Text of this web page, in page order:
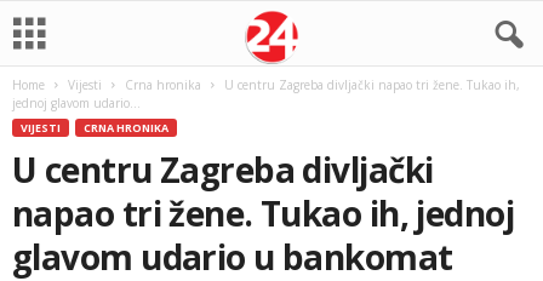
Home Vijesti Crna hronika
U centru Zagreba divljački napao tri žene. Tukao ih,
jednoj glavom udario...
VIJESTI CRNA HRONIKA
U centru Zagreba divljački
napao tri žene. Tukao ih, jednoj
glavom udario u bankomat